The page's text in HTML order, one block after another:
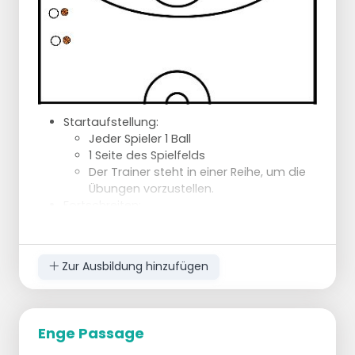
* Nachdem diese Übung bis zu Option 3
aufgebaut wurde, müssen die Spieler
aufmerksam sein, denn es kann immer einen
* Es wird nicht gedribbelt
* Die Rotation erfolgt gegen den Uhrzeigersinn
Startaufstellung:
Jeder Spieler 1 Ball
1 Seite des Spielfelds
Der Trainer steht in einer Reihe, um die
Übungen vorzustellen.
Den Ball um den Körper herum spielen,
ohne zu dribbeln
Die Beine sind gespreizt, wir halten den
vorne und eine hinten, wir lassen den
Zur Ausbildung hinzufügen
Enge Passage